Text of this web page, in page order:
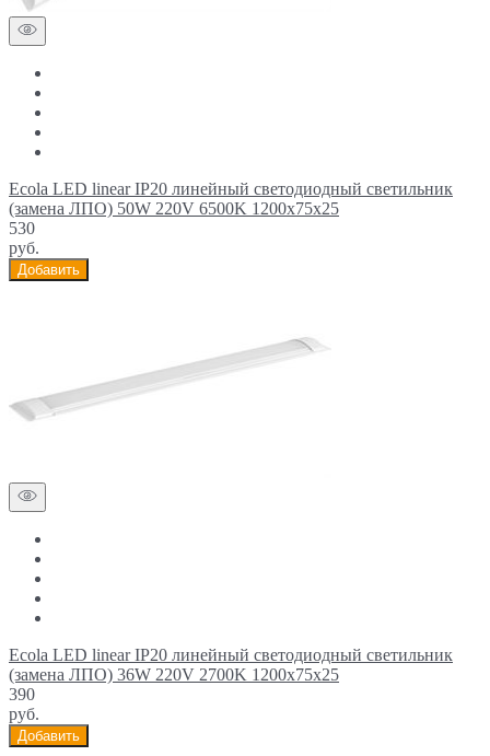
Ecola LED linear IP20 линейный светодиодный светильник
(замена ЛПО) 50W 220V 6500K 1200x75x25
530
руб.
Добавить
Ecola LED linear IP20 линейный светодиодный светильник
(замена ЛПО) 36W 220V 2700K 1200x75x25
390
руб.
Добавить